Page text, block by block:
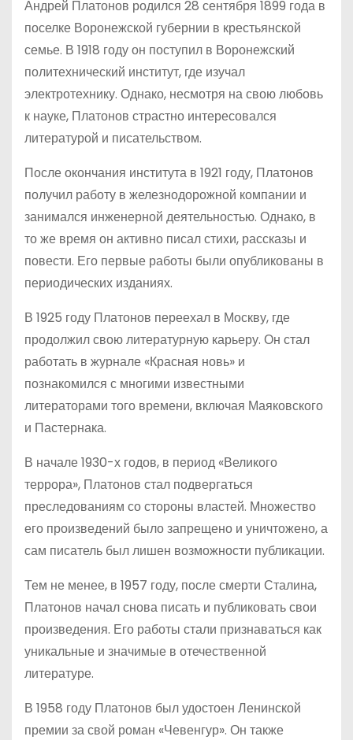
Андрей Платонов родился 28 сентября 1899 года в
поселке Воронежской губернии в крестьянской
семье. В 1918 году он поступил в Воронежский
политехнический институт, где изучал
электротехнику. Однако, несмотря на свою любовь
к науке, Платонов страстно интересовался
литературой и писательством.
После окончания института в 1921 году, Платонов
получил работу в железнодорожной компании и
занимался инженерной деятельностью. Однако, в
то же время он активно писал стихи, рассказы и
повести. Его первые работы были опубликованы в
периодических изданиях.
В 1925 году Платонов переехал в Москву, где
продолжил свою литературную карьеру. Он стал
работать в журнале «Красная новь» и
познакомился с многими известными
литераторами того времени, включая Маяковского
и Пастернака.
В начале 1930-х годов, в период «Великого
террора», Платонов стал подвергаться
преследованиям со стороны властей. Множество
его произведений было запрещено и уничтожено, а
сам писатель был лишен возможности публикации.
Тем не менее, в 1957 году, после смерти Сталина,
Платонов начал снова писать и публиковать свои
произведения. Его работы стали признаваться как
уникальные и значимые в отечественной
литературе.
В 1958 году Платонов был удостоен Ленинской
премии за свой роман «Чевенгур». Он также